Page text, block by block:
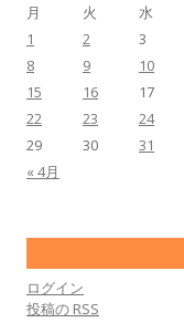
月
火 水
« 4月
1 2 3
8
9 10
15
16 17
22
23 24
29
30 31
ログイン
投稿の RSS